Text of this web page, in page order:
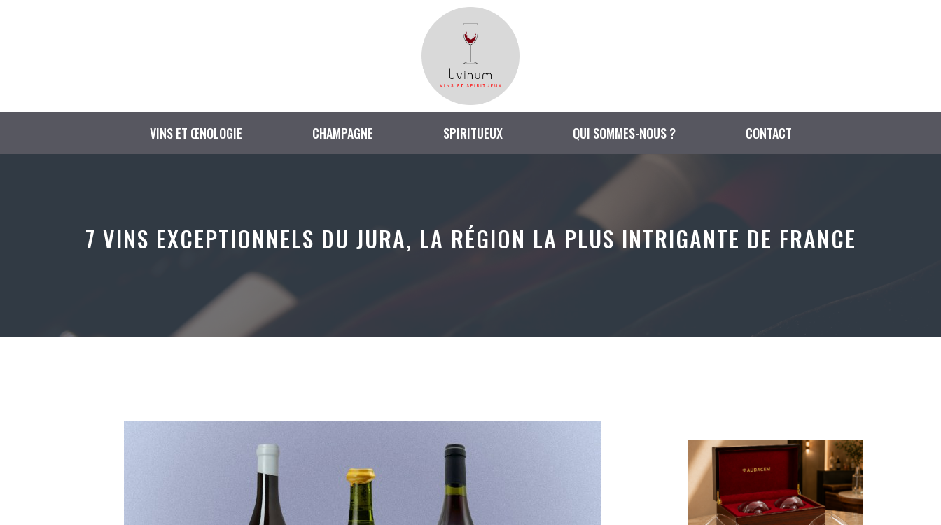
VINS ET ŒNOLOGIE CHAMPAGNE SPIRITUEUX QUI SOMMES-NOUS ? CONTACT
7 VINS EXCEPTIONNELS DU JURA, LA RÉGION LA PLUS INTRIGANTE DE FRANCE